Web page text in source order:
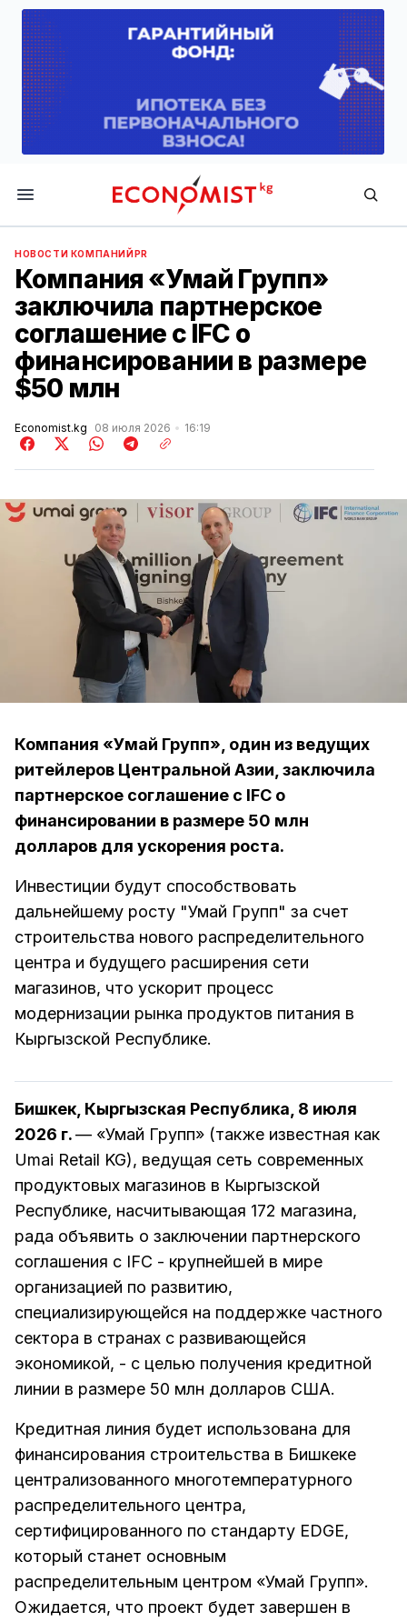
Economist.kg
НОВОСТИ КОМПАНИЙPR
Компания «Умай Групп»
заключила партнерское
соглашение с IFC о
финансировании в размере
$50 млн
Economist.kg 08 июля 2026 16:19
Компания «Умай Групп», один из ведущих
ритейлеров Центральной Азии, заключила
партнерское соглашение с IFC о
финансировании в размере 50 млн
долларов для ускорения роста.
Инвестиции будут способствовать
дальнейшему росту "Умай Групп" за счет
строительства нового распределительного
центра и будущего расширения сети
магазинов, что ускорит процесс
модернизации рынка продуктов питания в
Кыргызской Республике.
Бишкек, Кыргызская Республика, 8 июля
2026 г.— «Умай Групп» (также известная как
Umai Retail KG), ведущая сеть современных
продуктовых магазинов в Кыргызской
Республике, насчитывающая 172 магазина,
рада объявить о заключении партнерского
соглашения с IFC - крупнейшей в мире
организацией по развитию,
специализирующейся на поддержке частного
сектора в странах с развивающейся
экономикой, - с целью получения кредитной
линии в размере 50 млн долларов США.
Кредитная линия будет использована для
финансирования строительства в Бишкеке
централизованного многотемпературного
распределительного центра,
сертифицированного по стандарту EDGE,
который станет основным
распределительным центром «Умай Групп».
Ожидается, что проект будет завершен в